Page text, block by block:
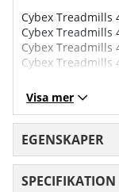
Cybex Treadmills
Cybex Treadmills
Cybex Treadmills
Cybex Treadmills
Visa mer
EGENSKAPER
SPECIFIKATION